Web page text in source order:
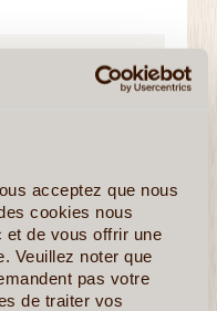
acceptez que nous
cookies nous
et de vous offrir une
Veuillez noter que
pas votre
de traiter vos
Panchiao - Hsinchu -